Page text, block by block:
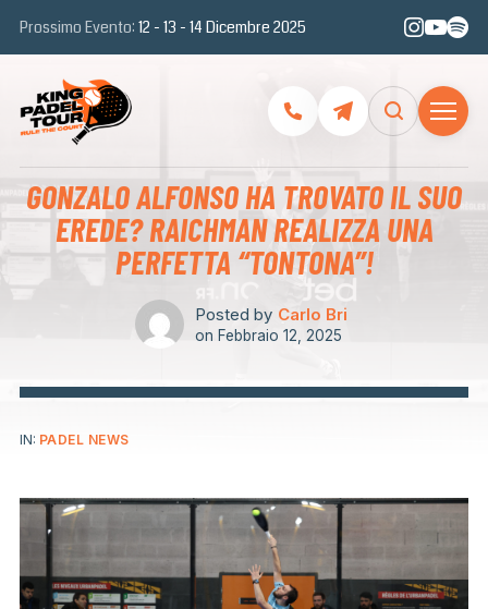
Prossimo Evento: 12 - 13 - 14 Dicembre 2025
GONZALO ALFONSO HA TROVATO IL SUO
EREDE? RAICHMAN REALIZZA UNA
PERFETTA “TONTONA”!
Posted by Carlo Bri
on Febbraio 12, 2025
IN: PADEL NEWS